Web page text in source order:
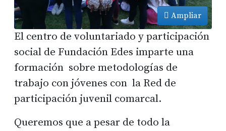
Ampliar
El centro de voluntariado y participación
social de Fundación Edes imparte una
formación sobre metodologías de
trabajo con jóvenes con la Red de
participación juvenil comarcal.
Queremos que a pesar de todo la